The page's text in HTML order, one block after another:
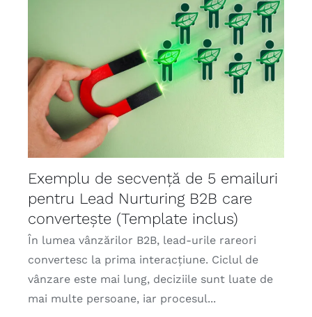
Exemplu de secvență de 5 emailuri
pentru Lead Nurturing B2B care
convertește (Template inclus)
În lumea vânzărilor B2B, lead-urile rareori
convertesc la prima interacțiune. Ciclul de
vânzare este mai lung, deciziile sunt luate de
mai multe persoane, iar procesul...